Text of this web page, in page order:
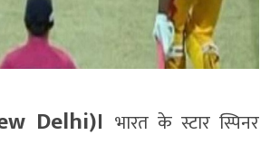
Delhi)। भारत के स्टार स्पिनर